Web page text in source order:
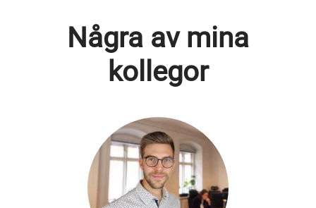
Några av mina
kollegor